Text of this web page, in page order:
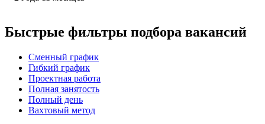
Быстрые фильтры подбора вакансий
Сменный график
Гибкий график
Проектная работа
Полная занятость
Полный день
Вахтовый метод